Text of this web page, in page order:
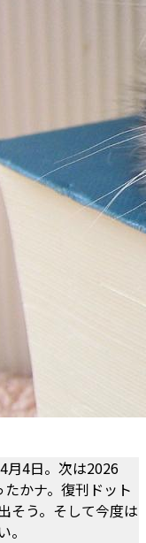
月4日。次は2026
かナ。復刊ドット
そう。そして今度は